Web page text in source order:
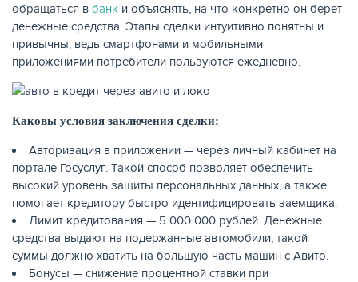
ЗАЙМЫ
НАКОПЛЕНИЯ
обращаться в банк и объяснять, на что конкретно он берет
денежные средства. Этапы сделки интуитивно понятны и
привычны, ведь смартфонами и мобильными
приложениями потребители пользуются ежедневно.
Каковы условия заключения сделки:
Авторизация в приложении — через личный кабинет на
портале Госуслуг. Такой способ позволяет обеспечить
высокий уровень защиты персональных данных, а также
помогает кредитору быстро идентифицировать заемщика.
Лимит кредитования — 5 000 000 рублей. Денежные
средства выдают на подержанные автомобили, такой
суммы должно хватить на большую часть машин с Авито.
Бонусы — снижение процентной ставки при